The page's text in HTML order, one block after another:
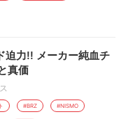
力!! メーカー純血チ
真価
#BRZ #NISMO